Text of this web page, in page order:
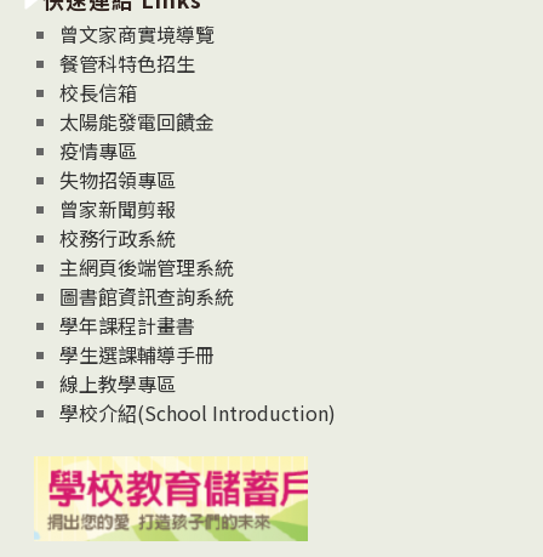
息
News
曾文家商實境導覽
餐管科特色招生
校長信箱
太陽能發電回饋金
疫情專區
失物招領專區
曾家新聞剪報
校務行政系統
主網頁後端管理系統
圖書館資訊查詢系統
學年課程計畫書
學生選課輔導手冊
線上教學專區
學校介紹(School Introduction)